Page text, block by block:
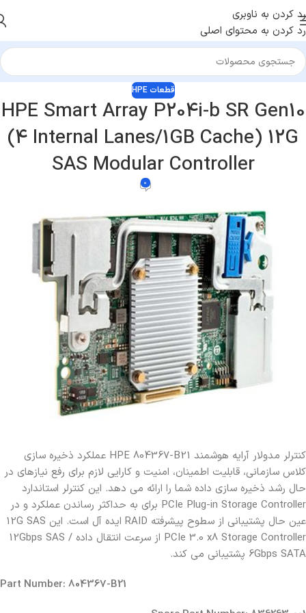
رد کردن به ناوبری
رد کردن به محتوای اصلی
قطعات HPE
HPE Smart Array P204i-b SR Gen10
(4 Internal Lanes/1GB Cache) 12G
SAS Modular Controller
0
کنترلر مدولار آرایه هوشمند HPE 804367-B21 عملکرد ذخیره سازی
کلاس سازمانی، قابلیت اطمینان، امنیت و کارایی لازم برای رفع نیازهای در
حال رشد ذخیره سازی داده شما را ارائه می دهد. این کنترلر استاندارد
PCIe Plug-in Storage Controller برای به حداکثر رساندن عملکرد و در
عین حال پشتیبانی از سطوح پیشرفته RAID ایده آل است. این 12G SAS
PCIe 3.0 x8 Storage Controller از سرعت انتقال داده 12Gbps SAS /
6Gbps SATA پشتیبانی می کند.
Part Number: 804367-B21